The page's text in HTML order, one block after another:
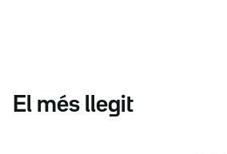
El més llegit